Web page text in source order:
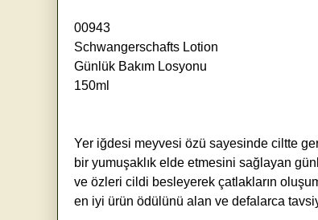
00943
Schwangerschafts Lotion
Günlük Bakım Losyonu
150ml
Yer iğdesi meyvesi özü sayesinde ciltte
bir yumuşaklık elde etmesini sağlayan
ve özleri cildi besleyerek çatlakların
en iyi ürün ödülünü alan ve defalarca